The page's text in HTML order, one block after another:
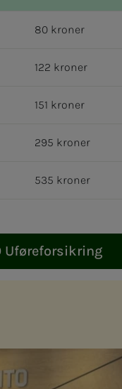
80 kroner
122 kroner
151 kroner
295 kroner
535 kroner
Uføreforsikring